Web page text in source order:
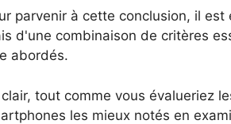
parvenir à cette conclusion, il
d'une combinaison de critères
abordés.
clair, tout comme vous évalueriez
les mieux notés en